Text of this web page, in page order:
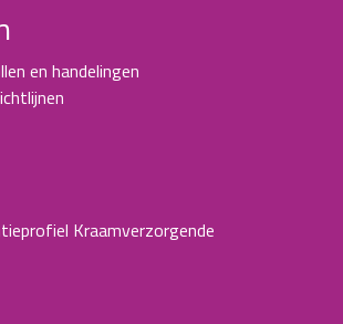
en handelingen
Kraamverzorgende